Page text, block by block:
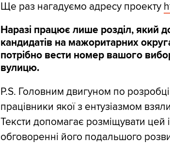
Ще раз нагадуємо адресу проекту
Наразі працює лише розділ, який
кандидатів на мажоритарних
потрібно вести номер вашого
вулицю.
P.S. Головним двигуном по
працівники якої з ентузіазмом
Тексти допомагає розміщувати цей
обговоренні його подальшого